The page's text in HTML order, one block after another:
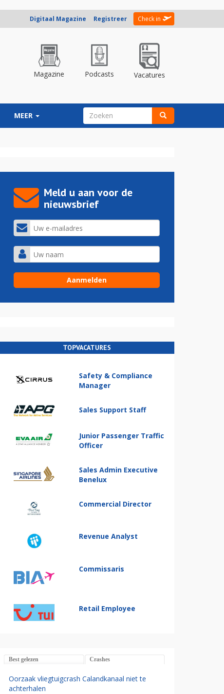
Digitaal Magazine Registreer Check in
Magazine Podcasts Vacatures
MEER ZOEKVELD
Meld u aan voor de
nieuwsbrief
TOPVACATURES
Safety & Compliance
Manager
Sales Support Staff
Junior Passenger Traffic
Officer
Sales Admin Executive
Benelux
Commercial Director
Revenue Analyst
Commissaris
Retail Employee
Best gelezen Crashes
Oorzaak vliegtuigcrash Calandkanaal niet te
achterhalen